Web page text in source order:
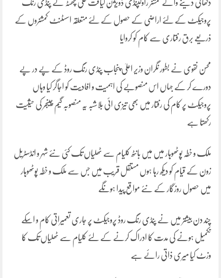
دکھائی دینے والے کمشنر راولپنڈی ڈویژن لیاقت علی چھٹہ نے پنڈی رنگ
پروجیکٹ کے لئے اراضی کے حصول کے لئے متعلقہ اسسٹنٹ کمشنروں کے
ذریعے برق رفتاری سے کام کو کروایا
محسن نقوی نے بطور نگران وزیر اعلیٰ پنجاب پنڈی رنگ روڈ کے پے در پے
دورے کر کے جہاں اس منصوبے کی اہمیت و افادیت کو اجاگر کیا وہاں
پروجیکٹ پر کام کی رفتار میں بھی تیزی ائی بلاشبہ یہ منصوبہ گیم چینجر کی حیثیت
رکھتا ہے
ملک و خطہ پوٹھوہار میں میں بانٹھ کلیام سے ٹھلیاں تک کئی نئے شہر و انڈسٹریل
زون کے قیام کو دیکھ رہا ہوں مستقل قریب میں جس سے ملک و خطہ پوٹھوہار
میں حصول روزگار کے نئے مواقع پیدا ہونگے
چند دن بیشتر میں نے پنڈی رنگ روڈ پروجیکٹ پر جاری تعمیراتی کام و اسکے
تکمیل ہونے کی مدت کا ادراک کرنے کے لئے کلیام سے ٹھلیاں تک کا
وزٹ کیا میری ذاتی رائے ہے